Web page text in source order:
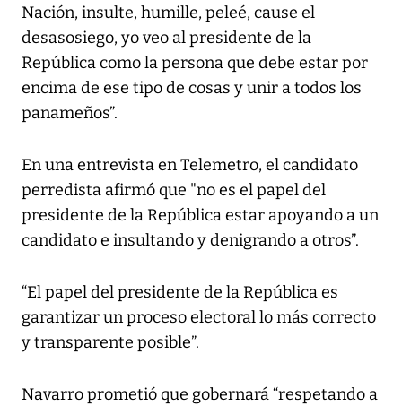
Nación, insulte, humille, peleé, cause el
desasosiego, yo veo al presidente de la
República como la persona que debe estar por
encima de ese tipo de cosas y unir a todos los
panameños”.
En una entrevista en Telemetro, el candidato
perredista afirmó que "no es el papel del
presidente de la República estar apoyando a un
candidato e insultando y denigrando a otros”.
“El papel del presidente de la República es
garantizar un proceso electoral lo más correcto
y transparente posible”.
Navarro prometió que gobernará “respetando a